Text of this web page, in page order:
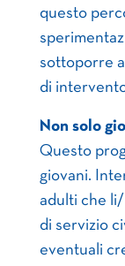
questo
sottoporre
di
Non solo
Questo
giovani.
adulti che
di servizio
eventuali